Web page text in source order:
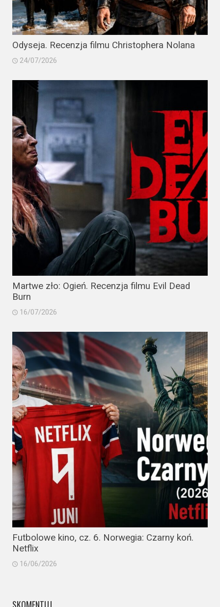
Odyseja. Recenzja filmu Christophera Nolana
24/07/2026
Martwe zło: Ogień. Recenzja filmu Evil Dead
Burn
16/07/2026
Futbolowe kino, cz. 6. Norwegia: Czarny koń.
Netflix
16/06/2026